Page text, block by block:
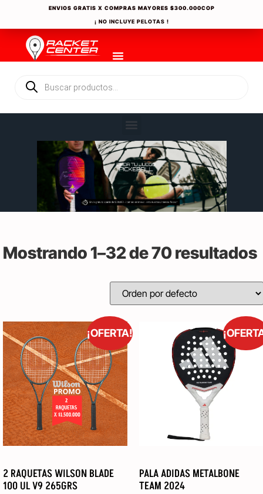
ENVIOS GRATIS X COMPRAS MAYORES $300.000COP
¡ NO INCLUYE PELOTAS !
Mostrando 1–32 de 70 resultados
¡OFERTA!
2 RAQUETAS WILSON BLADE
100 UL V9 265GRS
PALA ADIDAS METALBONE
TEAM 2024